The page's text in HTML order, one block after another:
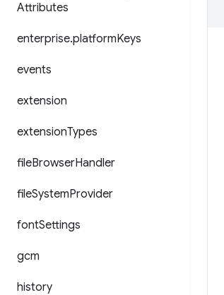
Attributes
enterprise.platformKeys
events
extension
extensionTypes
fileBrowserHandler
fileSystemProvider
fontSettings
gcm
history